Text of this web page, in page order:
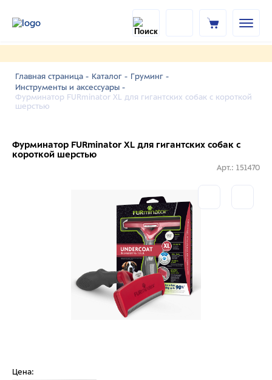
Главная страница - Каталог - Груминг -
Инструменты и аксессуары -
Фурминатор FURminator XL для гигантских собак с короткой
шерстью
Фурминатор FURminator XL для гигантских собак с
короткой шерстью
Арт.: 151470
Цена: